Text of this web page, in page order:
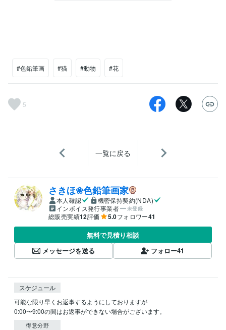
#色鉛筆画 #猫 #動物 #花
5
一覧に戻る
さきほ❀色鉛筆画家
本人確認
機密保持契約(NDA)
インボイス発行事業者
未登録
総販売実績12評価 5.0フォロワー41
無料で見積り相談
メッセージを送る
フォロー41
スケジュール
可能な限り早くお返事するようにしておりますが
0:00〜9:00の間はお返事ができない場合がございます。
得意分野